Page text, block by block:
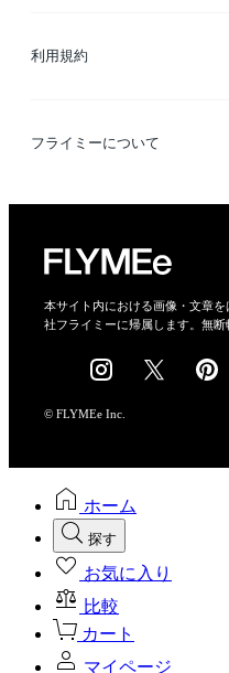
利用規約
利用規約
フライミーについて
会社概要
採用情報
本サイト内における画像・文章
社フライミーに帰属します。無断
© FLYMEe Inc.
ホーム
探す
お気に入り
比較
カート
マイページ